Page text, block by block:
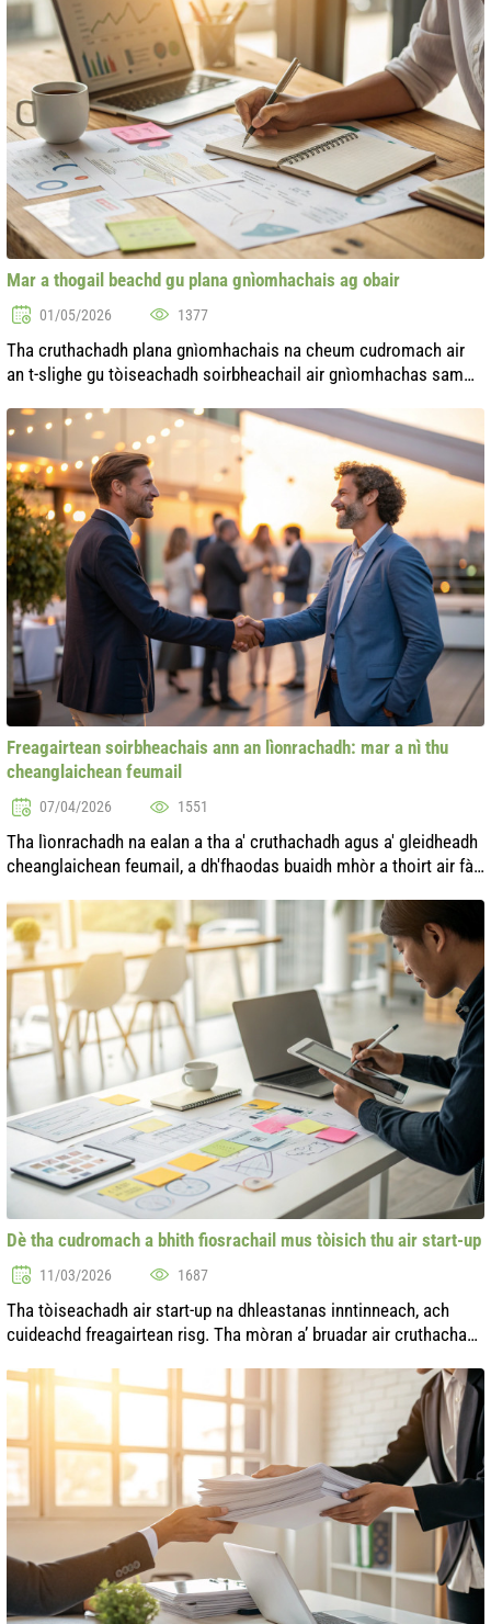
Mar a thogail beachd gu plana gnìomhachais ag obair
01/05/2026 1377
Tha cruthachadh plana gnìomhachais na cheum cudromach air
an t-slighe gu tòiseachadh soirbheachail air gnìomhachas sam
cuideachadh le bhith a...
Freagairtean soirbheachais ann an lìonrachadh: mar a nì thu
cheanglaichean feumail
07/04/2026 1551
Tha lìonrachadh na ealan a tha a' cruthachadh agus a' gleidheadh
cheanglaichean feumail, a dh'fhaodas buaidh mhòr a thoirt air fàs
diugh, far ...
Dè tha cudromach a bhith fiosrachail mus tòisich thu air start-up
11/03/2026 1687
Tha tòiseachadh air start-up na dhleastanas inntinneach, ach
cuideachd freagairtean risg. Tha mòran a’ bruadar air cruthachadh
feum ...